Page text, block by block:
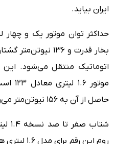
ایران بیاید.
اتوماتیک منتقل می‌شود.
حاصل از آن به ۱۵۶ نیوتن‌متر می‌رسد.